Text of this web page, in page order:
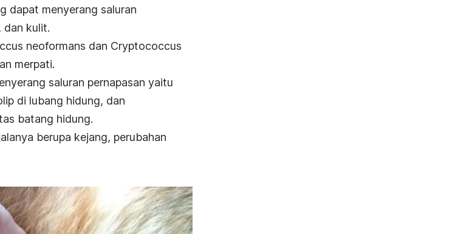
dapat menyerang saluran
dan kulit.
neoformans dan Cryptococcus
merpati.
saluran pernapasan yaitu
di lubang hidung, dan
batang hidung.
berupa kejang, perubahan